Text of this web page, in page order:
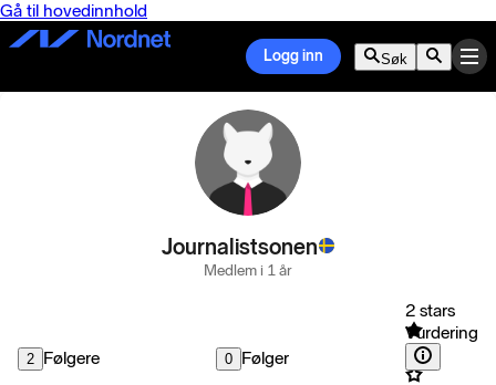
Gå til hovedinnhold
Logg inn Søk
Journalistsonen
Medlem i 1 år
2 Følgere 0 Følger
2 stars
Vurdering